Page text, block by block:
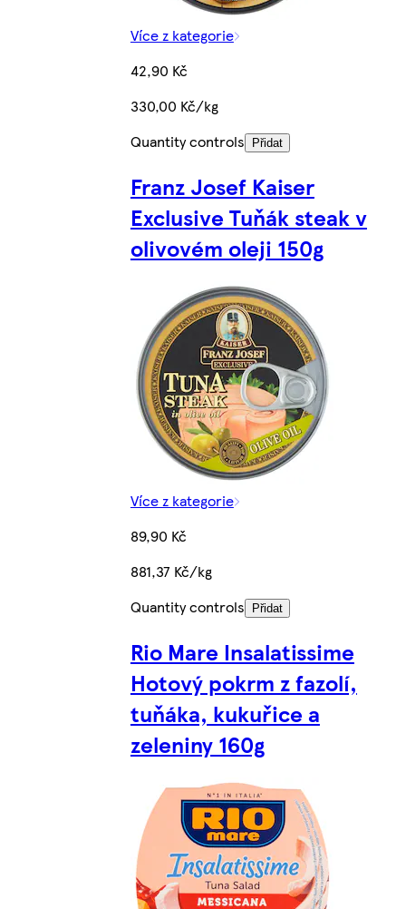
Více z kategorie
42,90 Kč
330,00 Kč/kg
Quantity controls
Přidat
Franz Josef Kaiser
Exclusive Tuňák steak v
olivovém oleji 150g
Více z kategorie
89,90 Kč
881,37 Kč/kg
Quantity controls
Přidat
Rio Mare Insalatissime
Hotový pokrm z fazolí,
tuňáka, kukuřice a
zeleniny 160g